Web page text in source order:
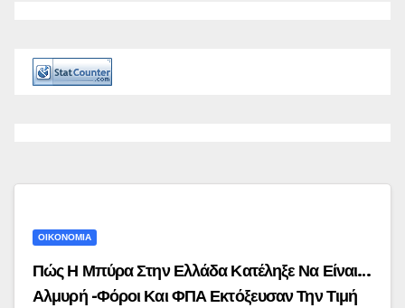
ΟΙΚΟΝΟΜΙΑ
Πώς Η Μπύρα Στην Ελλάδα Κατέληξε Να Είναι…
Αλμυρή -Φόροι Και ΦΠΑ Εκτόξευσαν Την Τιμή